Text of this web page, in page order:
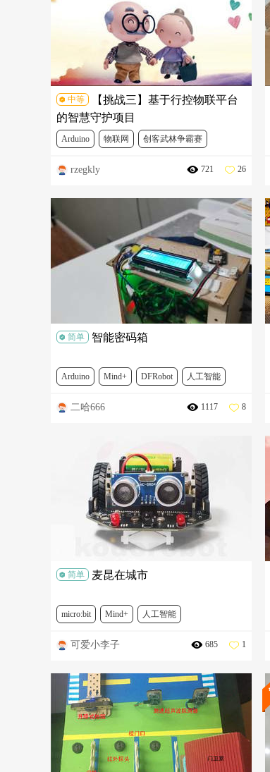
中等
【挑战三】基于行控物联平台
的智慧守护项目
Arduino 物联网 创客武林争霸赛
TEL0118 DFR0608
DFR0032
DFR0063 SEN0203 DFR0216
rzegkly 721 26
简单 智能密码箱
Arduino Mind+ DFRobot 人工智能
物联网 DFR0063 DFR0534
DFR0216-2 SER0006 FIT0656
BOK0052 DFR0032
二哈666 1117 8
简单 麦昆在城市
micro:bit Mind+ 人工智能
2020上海国际STEAM课程开发者黄金大奖赛
DF创客助力计划 DFR0536 ROB0148-CN
FIT0351-OE TEL0118 DFR0021-B
DFR0021-R DFR0032 DFR0497
可爱小李子 685 1